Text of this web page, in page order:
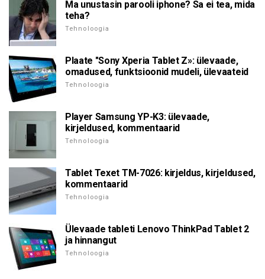
Ma unustasin parooli iphone? Sa ei tea, mida
teha?
Tehnoloogia
Plaate "Sony Xperia Tablet Z»: ülevaade,
omadused, funktsioonid mudeli, ülevaateid
Tehnoloogia
Player Samsung YP-K3: ülevaade,
kirjeldused, kommentaarid
Tehnoloogia
Tablet Texet TM-7026: kirjeldus, kirjeldused,
kommentaarid
Tehnoloogia
Ülevaade tableti Lenovo ThinkPad Tablet 2
ja hinnangut
Tehnoloogia